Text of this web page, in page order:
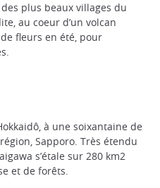
plus beaux villages du
au coeur d’un volcan
fleurs en été, pour
à une soixantaine de
Sapporo. Très étendu
s’étale sur 280 km2
et de forêts.